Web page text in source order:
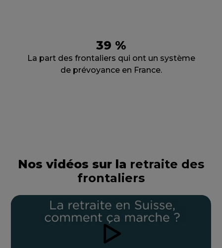
39 %
La part des frontaliers qui ont un système
de prévoyance en France.
Nos vidéos sur la retraite des
frontaliers